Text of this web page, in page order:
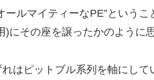
ールマイティーなPE”という
)にその座を譲ったかのように
れはピットブル系列を軸にし